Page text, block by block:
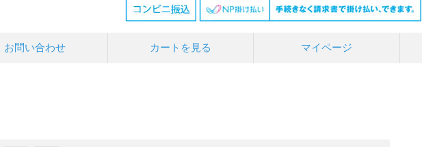
お問い合わせ カートを見る マイページ